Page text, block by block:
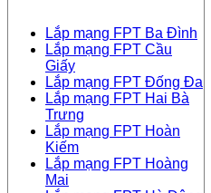
Lắp mạng FPT Ba Đình
Lắp mạng FPT Cầu
Giấy
Lắp mạng FPT Đống Đa
Lắp mạng FPT Hai Bà
Trưng
Lắp mạng FPT Hoàn
Kiếm
Lắp mạng FPT Hoàng
Mai